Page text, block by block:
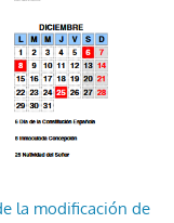
la modificación de